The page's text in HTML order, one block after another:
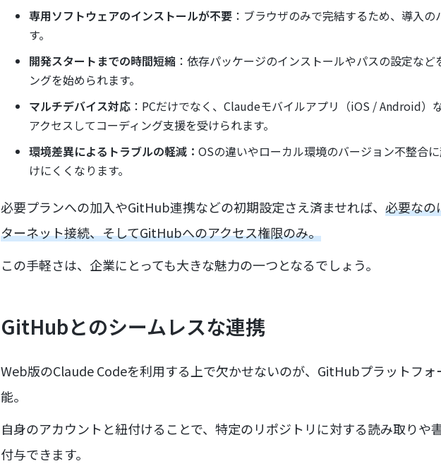
専用ソフトウェアのインストールが不要 ：ブラウザのみで完結するため、導入
す。
開発スタートまでの時間短縮 ：依存パッケージのインストールやパスの設定な
ングを始められます。
マルチデバイス対応 ：PCだけでなく、Claudeモバイルアプリ（iOS / Android）
アクセスしてコーディング支援を受けられます。
環境差異によるトラブルの軽減： OSの違いやローカル環境のバージョン不整合
けにくくなります。
必要プランへの加入やGitHub連携などの初期設定さえ済ませれば、 必要なの
ターネット接続、そしてGitHubへのアクセス権限のみ。
この手軽さは、企業にとっても大きな魅力の一つとなるでしょう。
GitHubとのシームレスな連携
Web版のClaude Codeを利用する上で欠かせないのが、GitHubプラットフォ
能。
自身のアカウントと紐付けることで、特定のリポジトリに対する読み取りや
付与できます。